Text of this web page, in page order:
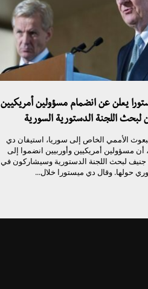
يعلن عن انضمام مسؤولين أمريكيين
لبحث اللجنة الدستورية السورية
الأممي الخاص إلى سوريا، استيفان دي
أن مسؤولين أمريكيين وأوربيين انضموا إلى
جنيف لبحث اللجنة الدستورية وسيشاركون في
حولها. وقال دي ميستورا خلال...